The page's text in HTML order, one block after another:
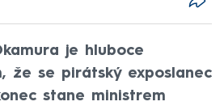
je hluboce
že se pirátský exposlanec
stane ministrem